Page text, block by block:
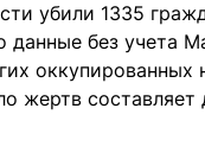
убили 1335
данные без учета
оккупированных
жертв составляет